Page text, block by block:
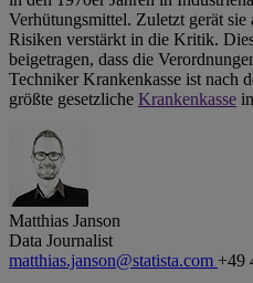
Verhütungsmittel. Zuletzt gerät
Risiken verstärkt in die Kritik.
beigetragen, dass die
Techniker Krankenkasse ist nach
größte gesetzliche Krankenkasse
Matthias Janson
Data Journalist
matthias.janson@statista.com +49